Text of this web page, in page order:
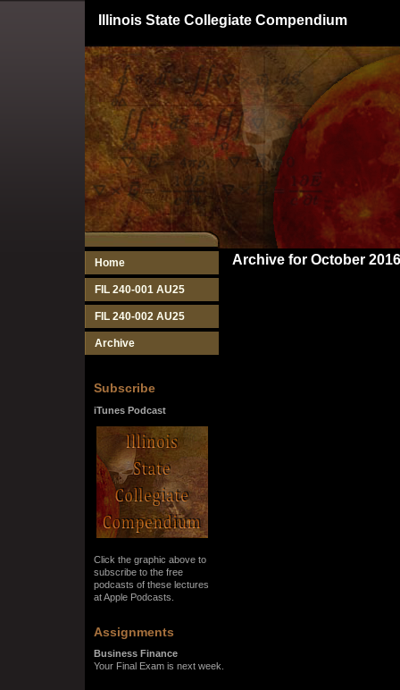
Illinois State Collegiate Compendium
Home
FIL 240-001 AU25
FIL 240-002 AU25
Archive
Subscribe
iTunes Podcast
Click the graphic above to
subscribe to the free
podcasts of these lectures
at Apple Podcasts.
Assignments
Business Finance
Your Final Exam is next week.
Archive for October 2016